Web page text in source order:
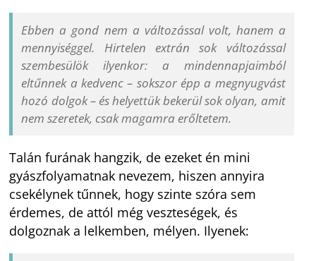
Ebben a gond nem a változással volt, hanem a
mennyiséggel. Hirtelen extrán sok változással
szembesülök ilyenkor: a mindennapjaimból
eltűnnek a kedvenc – sokszor épp a megnyugvást
hozó dolgok – és helyettük bekerül sok olyan, amit
nem szeretek, csak magamra erőltetem.
Talán furának hangzik, de ezeket én mini
gyászfolyamatnak nevezem, hiszen annyira
csekélynek tűnnek, hogy szinte szóra sem
érdemes, de attól még veszteségek, és
dolgoznak a lelkemben, mélyen. Ilyenek: